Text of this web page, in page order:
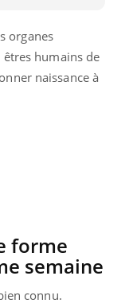
organes
humains de
naissance à
forme
semaine
connu.